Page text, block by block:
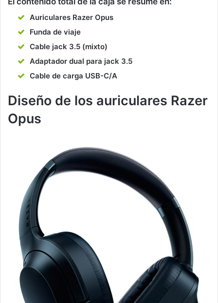
Auriculares Razer Opus
Funda de viaje
Cable jack 3.5 (mixto)
Adaptador dual para jack 3.5
Cable de carga USB-C/A
Diseño de los auriculares Razer
Opus